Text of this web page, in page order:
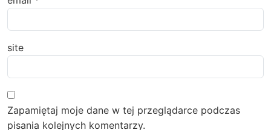
site
Zapamiętaj moje dane w tej przeglądarce podczas
pisania kolejnych komentarzy.